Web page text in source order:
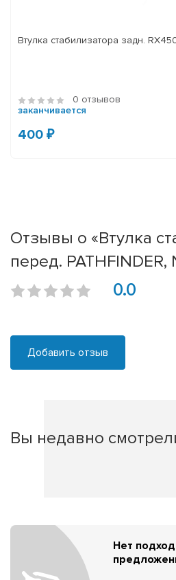
Втулка стабилизатора задн.
0 отзывов
заканчивается
400 ₽
Отзывы о «Втулка
перед. PATHFINDER,
0.0
Добавить отзыв
Вы недавно
Нет